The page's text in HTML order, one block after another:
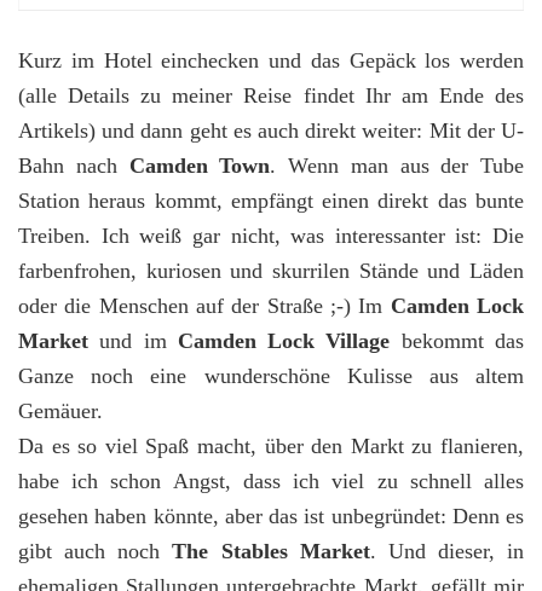
Kurz im Hotel einchecken und das Gepäck los werden
(alle Details zu meiner Reise findet Ihr am Ende des
Artikels) und dann geht es auch direkt weiter: Mit der U-
Bahn nach Camden Town. Wenn man aus der Tube
Station heraus kommt, empfängt einen direkt das bunte
Treiben. Ich weiß gar nicht, was interessanter ist: Die
farbenfrohen, kuriosen und skurrilen Stände und Läden
oder die Menschen auf der Straße ;-) Im Camden Lock
Market und im Camden Lock Village bekommt das
Ganze noch eine wunderschöne Kulisse aus altem
Gemäuer.
Da es so viel Spaß macht, über den Markt zu flanieren,
habe ich schon Angst, dass ich viel zu schnell alles
gesehen haben könnte, aber das ist unbegründet: Denn es
gibt auch nochThe Stables Market. Und dieser, in